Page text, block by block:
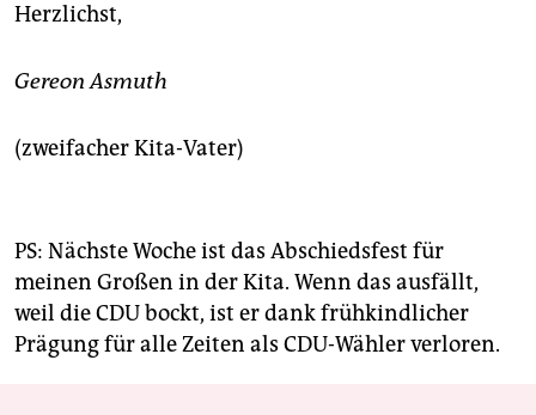
Herzlichst,
Gereon Asmuth
(zweifacher Kita-Vater)
PS: Nächste Woche ist das Abschiedsfest für
meinen Großen in der Kita. Wenn das ausfällt,
weil die CDU bockt, ist er dank frühkindlicher
Prägung für alle Zeiten als CDU-Wähler verloren.